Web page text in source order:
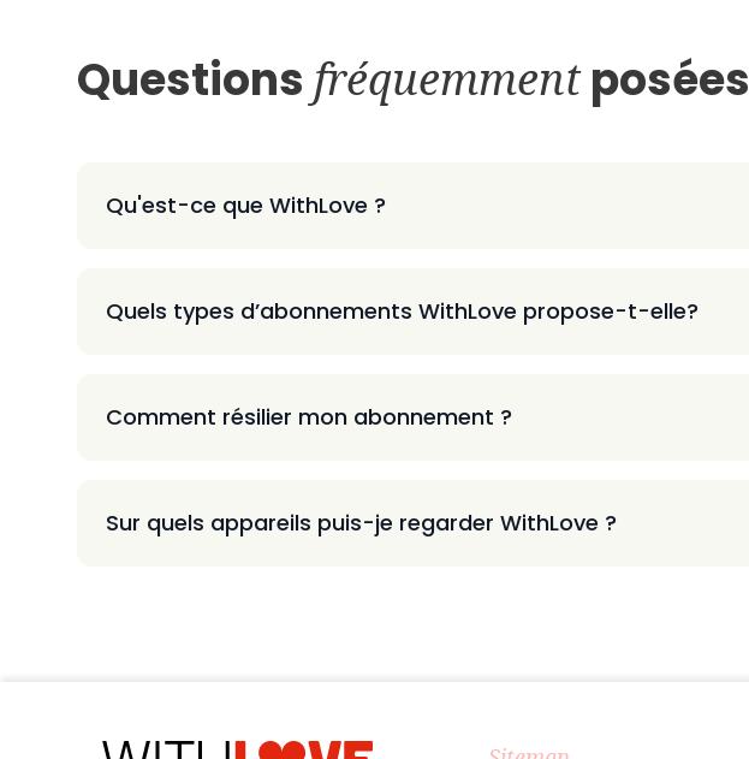
Questions fréquemmentposées
Qu'est-ce que WithLove ?
Quels types d’abonnements WithLove propose-t-elle?
Comment résilier mon abonnement ?
Sur quels appareils puis-je regarder WithLove ?